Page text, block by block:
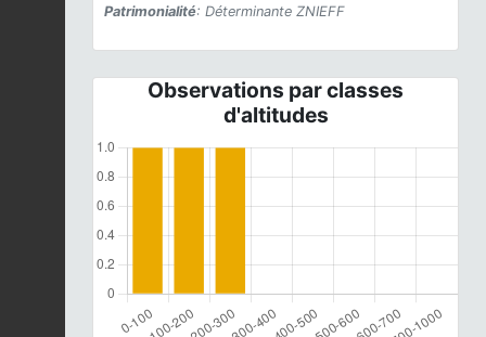
Patrimonialité: Déterminante ZNIEFF
Observations par classes
d'altitudes